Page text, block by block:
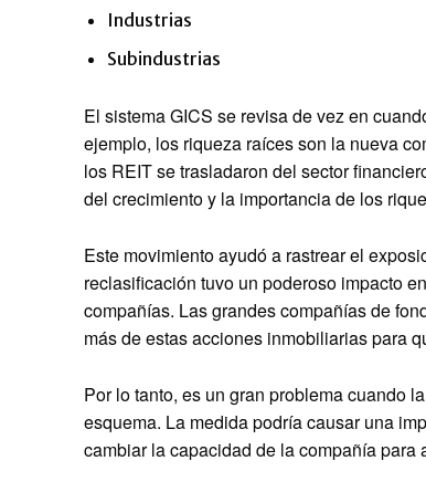
Industrias
Subindustrias
El sistema GICS se revisa de vez en
ejemplo, los riqueza raíces son la nueva
los REIT se trasladaron del sector
del crecimiento y la importancia de los
Este movimiento ayudó a rastrear el
reclasificación tuvo un poderoso impacto
compañías. Las grandes compañías de
más de estas acciones inmobiliarias para
Por lo tanto, es un gran problema cuando
esquema. La medida podría causar una
cambiar la capacidad de la compañía para